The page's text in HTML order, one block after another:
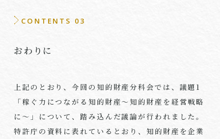
CONTENTS 03
おわりに
上記のとおり、今回の知的財産分科会では、議題1
「稼ぐ力につながる知的財産～知的財産を経営戦略
に～」について、踏み込んだ議論が行われました。
特許庁の資料に表れているとおり、知的財産を企業